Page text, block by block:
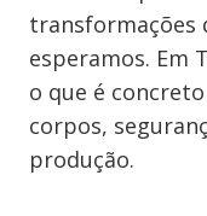
transformações
esperamos. Em
o que é
corpos,
produção.